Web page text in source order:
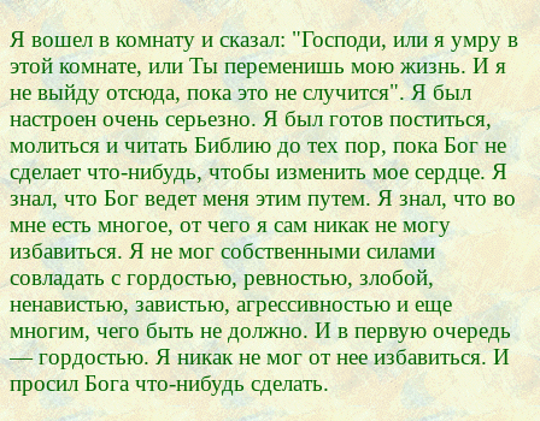
Я вошел в комнату и сказал: "Господи, или я умру в
этой комнате, или Ты переменишь мою жизнь. И я
не выйду отсюда, пока это не случится". Я был
настроен очень серьезно. Я был готов поститься,
молиться и читать Библию до тех пор, пока Бог не
сделает что-нибудь, чтобы изменить мое сердце. Я
знал, что Бог ведет меня этим путем. Я знал, что во
мне есть многое, от чего я сам никак не могу
избавиться. Я не мог собственными силами
совладать с гордостью, ревностью, злобой,
ненавистью, завистью, агрессивностью и еще
многим, чего быть не должно. И в первую очередь
— гордостью. Я никак не мог от нее избавиться. И
просил Бога что-нибудь сделать.